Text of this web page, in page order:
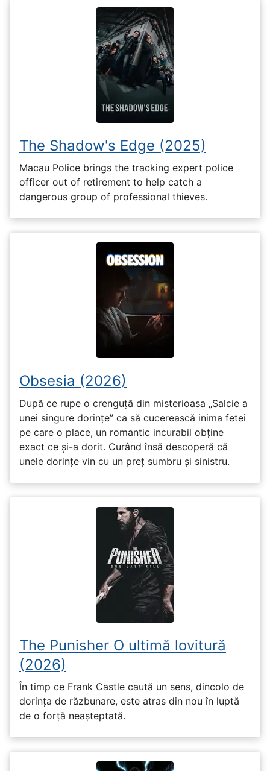
The Shadow's Edge (2025)
Macau Police brings the tracking expert police
officer out of retirement to help catch a
dangerous group of professional thieves.
Obsesia (2026)
După ce rupe o crenguță din misterioasa „Salcie a
unei singure dorințe” ca să cucerească inima fetei
pe care o place, un romantic incurabil obține
exact ce și-a dorit. Curând însă descoperă că
unele dorințe vin cu un preț sumbru și sinistru.
The Punisher O ultimă lovitură
(2026)
În timp ce Frank Castle caută un sens, dincolo de
dorința de răzbunare, este atras din nou în luptă
de o forță neașteptată.